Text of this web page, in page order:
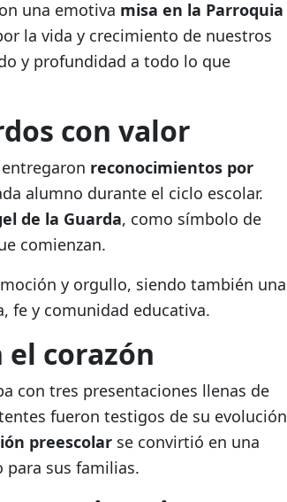
una emotiva misa en la Parroquia
la vida y crecimiento de nuestros
y profundidad a todo lo que
con valor
reconocimientos por
alumno durante el ciclo escolar.
de la Guarda, como símbolo de
comienzan.
y orgullo, siendo también una
fe y comunidad educativa.
corazón
con tres presentaciones llenas de
fueron testigos de su evolución
preescolar se convirtió en una
sus familias.